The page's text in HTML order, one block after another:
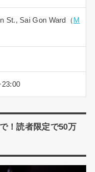
St., Sai Gon Ward（ M
！読者限定で50万